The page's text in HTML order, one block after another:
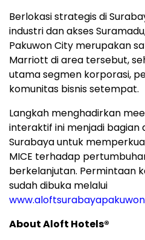
Berlokasi strategis di
industri dan akses
Pakuwon City merupakan
Marriott di area tersebut,
utama segmen korporasi,
komunitas bisnis setempat.
Langkah menghadirkan
interaktif ini menjadi bagian
Surabaya untuk
MICE terhadap
berkelanjutan. Permintaan
sudah dibuka melalui
About Aloft Hotels®